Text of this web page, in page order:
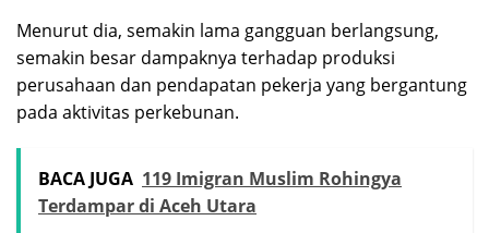
Menurut dia, semakin lama gangguan berlangsung,
semakin besar dampaknya terhadap produksi
perusahaan dan pendapatan pekerja yang bergantung
pada aktivitas perkebunan.
BACA JUGA 119 Imigran Muslim Rohingya
Terdampar di Aceh Utara